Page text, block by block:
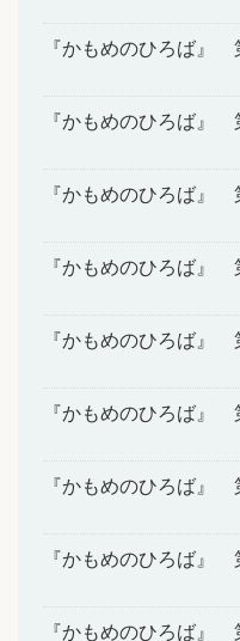
『かもめのひろば』
『かもめのひろば』
『かもめのひろば』
『かもめのひろば』
『かもめのひろば』
『かもめのひろば』
『かもめのひろば』
『かもめのひろば』
『かもめのひろば』